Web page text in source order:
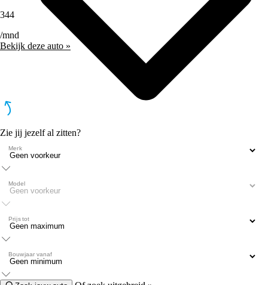
344
/mnd
Bekijk deze auto »
Zie jij jezelf al zitten?
Merk
Model
Prijs tot
Bouwjaar vanaf